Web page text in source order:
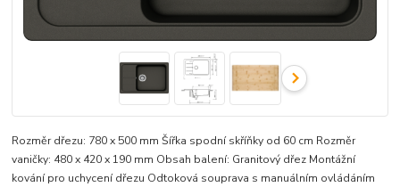
Rozměr dřezu: 780 x 500 mm Šířka spodní skříňky od 60 cm Rozměr
vaničky: 480 x 420 x 190 mm Obsah balení: Granitový dřez Montážní
kování pro uchycení dřezu Odtoková souprava s manuálním ovládáním